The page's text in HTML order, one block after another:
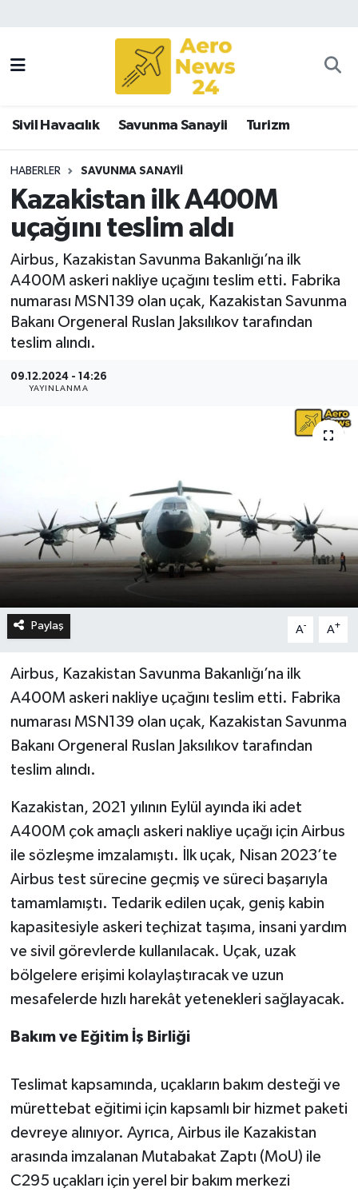
Sivil Havacılık Savunma Sanayii Turizm
HABERLER SAVUNMA SANAYII
Kazakistan ilk A400M
uçağını teslim aldı
Airbus, Kazakistan Savunma Bakanlığı’na ilk
A400M askeri nakliye uçağını teslim etti. Fabrika
numarası MSN139 olan uçak, Kazakistan Savunma
Bakanı Orgeneral Ruslan Jaksılıkov tarafından
teslim alındı.
09.12.2024 - 14:26
YAYINLANMA
Paylaş A- A+
Airbus, Kazakistan Savunma Bakanlığı’na ilk
A400M askeri nakliye uçağını teslim etti. Fabrika
numarası MSN139 olan uçak, Kazakistan Savunma
Bakanı Orgeneral Ruslan Jaksılıkov tarafından
teslim alındı.
Kazakistan, 2021 yılının Eylül ayında iki adet
A400M çok amaçlı askeri nakliye uçağı için Airbus
ile sözleşme imzalamıştı. İlk uçak, Nisan 2023’te
Airbus test sürecine geçmiş ve süreci başarıyla
tamamlamıştı. Tedarik edilen uçak, geniş kabin
kapasitesiyle askeri teçhizat taşıma, insani yardım
ve sivil görevlerde kullanılacak. Uçak, uzak
bölgelere erişimi kolaylaştıracak ve uzun
mesafelerde hızlı harekât yetenekleri sağlayacak.
Bakım ve Eğitim İş Birliği
Teslimat kapsamında, uçakların bakım desteği ve
mürettebat eğitimi için kapsamlı bir hizmet paketi
devreye alınıyor. Ayrıca, Airbus ile Kazakistan
arasında imzalanan Mutabakat Zaptı (MoU) ile
C295 uçakları için yerel bir bakım merkezi